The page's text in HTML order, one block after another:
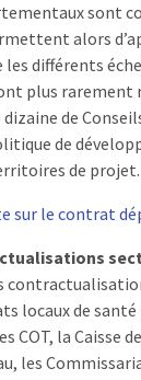
sont
alors
différents
plus rarement
de
de
de projet.
sur le contrat
locaux de santé
COT, la Caisse
les